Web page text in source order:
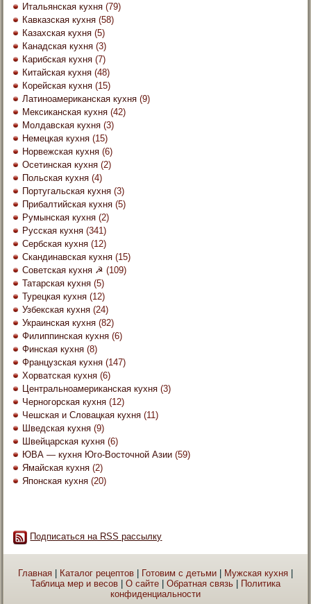
Итальянская кухня (79)
Кавказская кухня (58)
Казахская кухня (5)
Канадская кухня (3)
Карибская кухня (7)
Китайская кухня (48)
Корейская кухня (15)
Латиноамериканская кухня (9)
Мексиканская кухня (42)
Молдавская кухня (3)
Немецкая кухня (15)
Норвежская кухня (6)
Осетинская кухня (2)
Польская кухня (4)
Португальская кухня (3)
Прибалтийская кухня (5)
Румынская кухня (2)
Русская кухня (341)
Сербская кухня (12)
Скандинавская кухня (15)
Советская кухня ☭ (109)
Татарская кухня (5)
Турецкая кухня (12)
Узбекская кухня (24)
Украинская кухня (82)
Филиппинская кухня (6)
Финская кухня (8)
Французская кухня (147)
Хорватская кухня (6)
Центральноамериканская кухня (3)
Черногорская кухня (12)
Чешская и Словацкая кухня (11)
Шведская кухня (9)
Швейцарская кухня (6)
ЮВА — кухня Юго-Восточной Азии (59)
Ямайская кухня (2)
Японская кухня (20)
Подписаться на RSS рассылку
Главная Каталог рецептов Готовим с детьми Мужская кухня
Таблица мер и весов
О сайте Обратная связь
Политика
конфиденциальности